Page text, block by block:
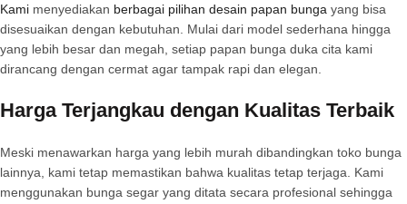
Kami menyediakan berbagai pilihan desain papan bunga yang bisa
disesuaikan dengan kebutuhan. Mulai dari model sederhana hingga
yang lebih besar dan megah, setiap papan bunga duka cita kami
dirancang dengan cermat agar tampak rapi dan elegan.
Harga Terjangkau dengan Kualitas Terbaik
Meski menawarkan harga yang lebih murah dibandingkan toko bunga
lainnya, kami tetap memastikan bahwa kualitas tetap terjaga. Kami
menggunakan bunga segar yang ditata secara profesional sehingga